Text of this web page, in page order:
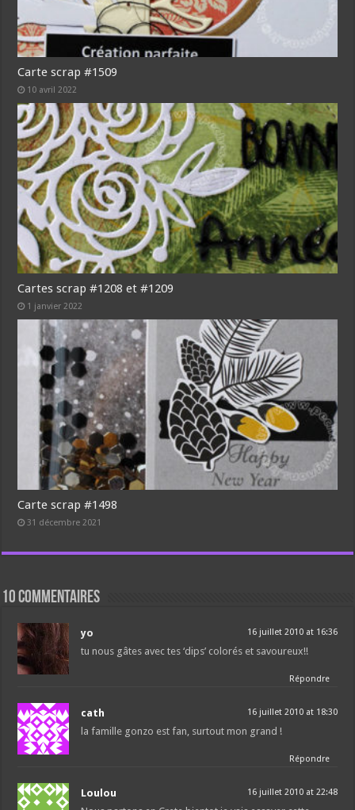
Carte scrap #1509
10 avril 2022
Cartes scrap #1208 et #1209
1 janvier 2022
Carte scrap #1498
31 décembre 2021
10 commentaires
yo 16 juillet 2010 at 16:36
tu nous gâtes avec tes ‘dips’ colorés et savoureux!!
Répondre
cath 16 juillet 2010 at 18:30
la famille gonzo est fan, surtout mon grand !
Répondre
Loulou 16 juillet 2010 at 22:48